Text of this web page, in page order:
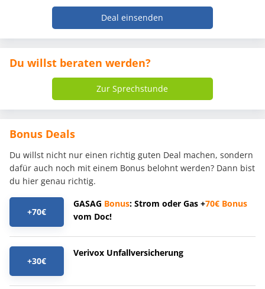
Deal einsenden
Du willst beraten werden?
Zur Sprechstunde
Bonus Deals
Du willst nicht nur einen richtig guten Deal machen, sondern
dafür auch noch mit einem Bonus belohnt werden? Dann bist
du hier genau richtig.
+70€
GASAG Bonus: Strom oder Gas +70€ Bonus
vom Doc!
+30€
Verivox Unfallversicherung